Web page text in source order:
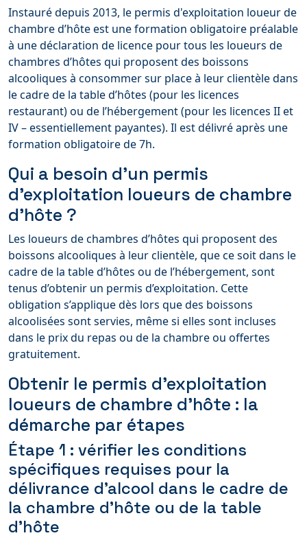
Instauré depuis 2013, le permis d'exploitation loueur de
chambre d’hôte est une formation obligatoire préalable
à une déclaration de licence pour tous les loueurs de
chambres d’hôtes qui proposent des boissons
alcooliques à consommer sur place à leur clientèle dans
le cadre de la table d’hôtes (pour les licences
restaurant) ou de l’hébergement (pour les licences II et
IV – essentiellement payantes). Il est délivré après une
formation obligatoire de 7h.
Qui a besoin d’un permis
d’exploitation loueurs de chambre
d’hôte ?
Les loueurs de chambres d’hôtes qui proposent des
boissons alcooliques à leur clientèle, que ce soit dans le
cadre de la table d’hôtes ou de l’hébergement, sont
tenus d’obtenir un permis d’exploitation. Cette
obligation s’applique dès lors que des boissons
alcoolisées sont servies, même si elles sont incluses
dans le prix du repas ou de la chambre ou offertes
gratuitement.
Obtenir le permis d'exploitation
loueurs de chambre d’hôte : la
démarche par étapes
Étape 1 : vérifier les conditions
spécifiques requises pour la
délivrance d’alcool dans le cadre de
la chambre d’hôte ou de la table
d’hôte